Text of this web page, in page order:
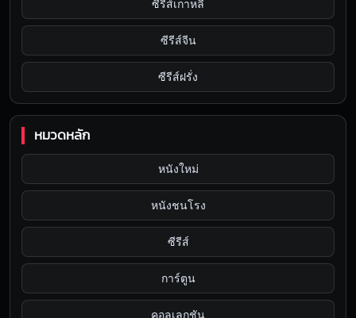
ซีรีส์เกาหลี
ซีรีส์จีน
ซีรีส์ฝรั่ง
หมวดหลัก
หนังใหม่
หนังชนโรง
ซีรีส์
การ์ตูน
คอลเลกชัน